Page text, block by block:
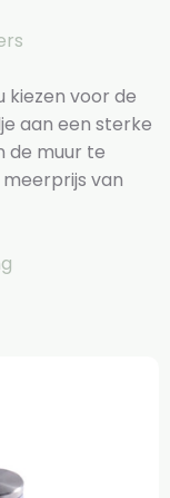
kiezen voor de
aan een sterke
de muur te
van